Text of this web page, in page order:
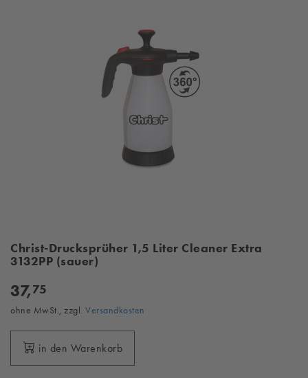
Christ-Drucksprüher 1,5 Liter Cleaner Extra
3132PP (sauer)
37,75
ohne MwSt., zzgl. Versandkosten
in den Warenkorb